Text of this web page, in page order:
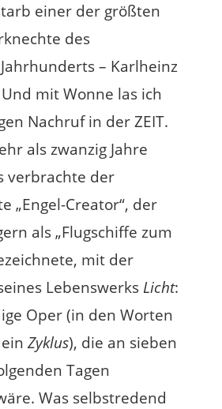
einer der größten
des
– Karlheinz
mit Wonne las ich
Nachruf in der ZEIT.
als zwanzig Jahre
verbrachte der
„Engel-Creator“, der
als „Flugschiffe zum
mit der
Lebenswerks Licht:
Oper (in den Worten
Zyklus), die an sieben
Tagen
Was selbstredend